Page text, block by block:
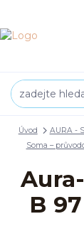
Úvod AURA -
Soma –
B